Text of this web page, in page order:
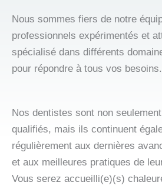
Nous sommes fiers de notre
professionnels expérimentés et
spécialisé dans différents
pour répondre à tous vos besoins.
Nos dentistes sont non
qualifiés, mais ils continuent
régulièrement aux dernières
et aux meilleures pratiques de
Vous serez accueilli(e)(s)